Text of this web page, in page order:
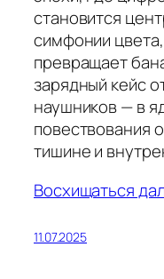
становится
симфонии
превращает
зарядный кейс
наушников — в
повествования
тишине и
Восхищаться
11.07.2025